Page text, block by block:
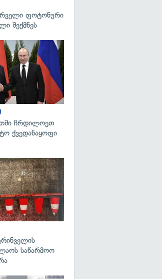
ფოტონური
შექმნეს
ჩრდილოეთ
ქვედანაყოფი
საწარმოო